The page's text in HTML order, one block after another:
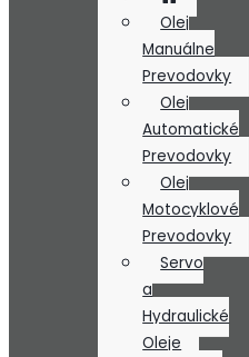
Olej
Manuálne
Prevodovky
Olej
Automatické
Prevodovky
Olej
Motocyklové
Prevodovky
Servo
a
Hydraulické
Oleje